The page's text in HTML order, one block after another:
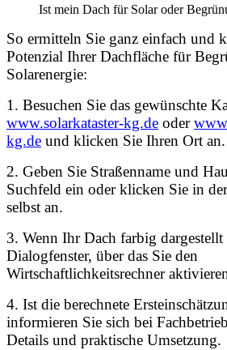
Ist mein Dach für Solar oder
So ermitteln Sie ganz einfach und
Potenzial Ihrer Dachfläche für
Solarenergie:
1. Besuchen Sie das gewünschte
www.solarkataster-kg.de oder
kg.de und klicken Sie Ihren Ort an.
2. Geben Sie Straßenname und
Suchfeld ein oder klicken Sie in
selbst an.
3. Wenn Ihr Dach farbig
Dialogfenster, über das Sie den
Wirtschaftlichkeitsrechner
4. Ist die berechnete
informieren Sie sich bei
Details und praktische Umsetzung.